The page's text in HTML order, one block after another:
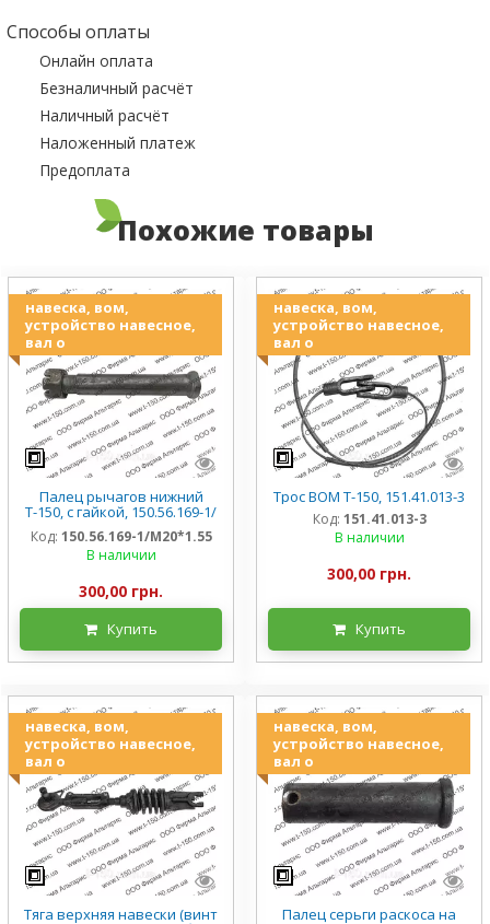
Способы оплаты
Онлайн оплата
Безналичный расчёт
Наличный расчёт
Наложенный платеж
Предоплата
Похожие товары
навеска, вом,
устройство навесное,
вал о
Палец рычагов нижний
Т-150, с гайкой, 150.56.169-1/
Код: 150.56.169-1/М20*1.55
В наличии
300,00 грн.
Купить
навеска, вом,
устройство навесное,
вал о
Трос ВОМ Т-150, 151.41.013-3
Код: 151.41.013-3
В наличии
300,00 грн.
Купить
навеска, вом,
устройство навесное,
вал о
Тяга верхняя навески (винт
навеска, вом,
устройство навесное,
вал о
Палец серьги раскоса на